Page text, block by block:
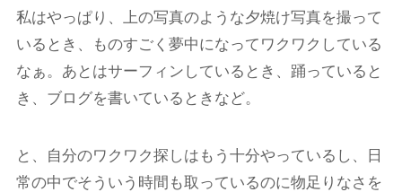
私はやっぱり、上の写真のような夕焼け写真を撮って
いるとき、ものすごく夢中になってワクワクしている
なぁ。あとはサーフィンしているとき、踊っていると
き、ブログを書いているときなど。
と、自分のワクワク探しはもう十分やっているし、日
常の中でそういう時間も取っているのに物足りなさを